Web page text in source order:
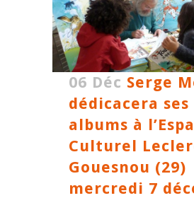
06 Déc Serge
dédicacera ses
albums à
Culturel
Gouesnou (29)
mercredi 7